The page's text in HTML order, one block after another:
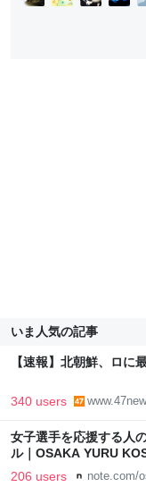
いま人気の記事
【速報】北朝鮮、ロに
340 users
女子選手を応援する人
ル｜OSAKA YURU
206 users note.com/